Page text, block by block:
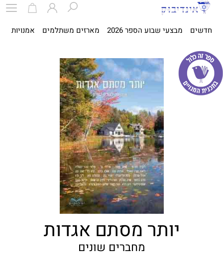
חדשים מבצעי שבוע הספר 2026 מארזים משתלמים אמנויות
יותר מסתם אגדות
מחברים שונים